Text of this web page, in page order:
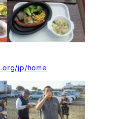
jp/home